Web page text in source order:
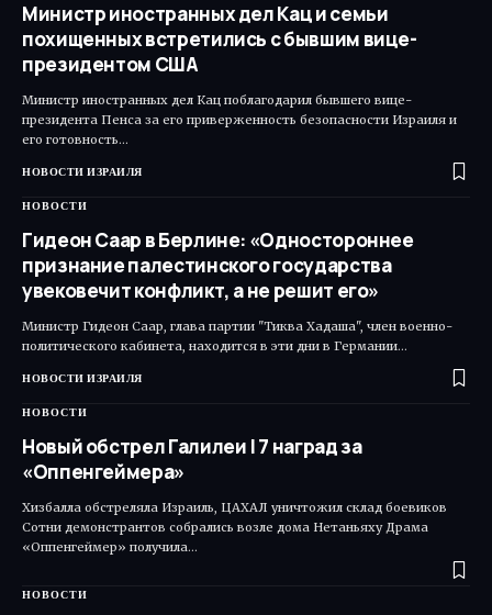
Министр иностранных дел Кац и семьи
похищенных встретились с бывшим вице-
президентом США
Министр иностранных дел Кац поблагодарил бывшего вице-
президента Пенса за его приверженность безопасности Израиля и
его готовность…
НОВОСТИ ИЗРАИЛЯ
НОВОСТИ
Гидеон Саар в Берлине: «Одностороннее
признание палестинского государства
увековечит конфликт, а не решит его»
Министр Гидеон Саар, глава партии "Тиква Хадаша", член военно-
политического кабинета, находится в эти дни в Германии…
НОВОСТИ ИЗРАИЛЯ
НОВОСТИ
Новый обстрел Галилеи | 7 наград за
«Оппенгеймера»
Хизбалла обстреляла Израиль, ЦАХАЛ уничтожил склад боевиков
Сотни демонстрантов собрались возле дома Нетаньяху Драма
«Оппенгеймер» получила…
НОВОСТИ